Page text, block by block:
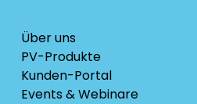
Über uns
PV-Produkte
Kunden-Portal
Events & Webinare